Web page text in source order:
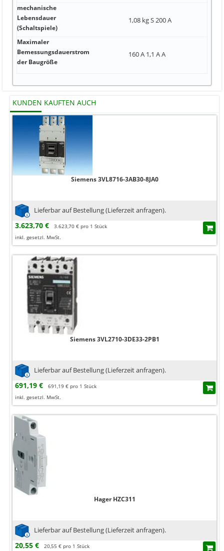
mechanische
Lebensdauer
(Schaltspiele)
1,08 kg S 200 A
Maximaler
Bemessungsdauerstrom
der Baugröße
160 A 1,1 A A
KUNDEN KAUFTEN AUCH
Siemens 3VL8716-3AB30-8JA0
Lieferbar auf Bestellung (Lieferzeit anfragen).
3.623,70 €
3.623,70 € pro 1 Stück
inkl. gesetzl. MwSt.
Siemens 3VL2710-3DE33-2PB1
Lieferbar auf Bestellung (Lieferzeit anfragen).
691,19 €
691,19 € pro 1 Stück
inkl. gesetzl. MwSt.
Hager HZC311
Lieferbar auf Bestellung (Lieferzeit anfragen).
20,55 €
20,55 € pro 1 Stück